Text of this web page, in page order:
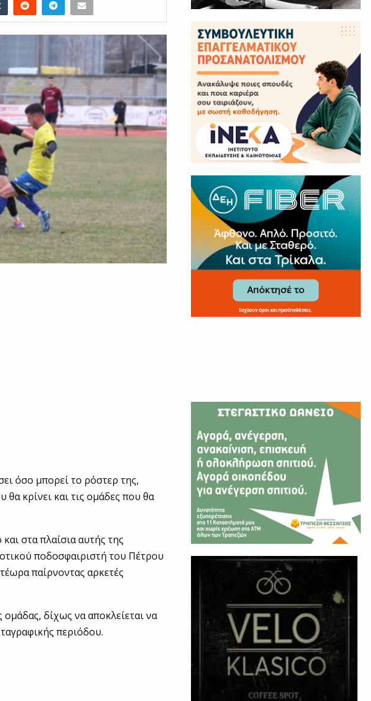
όσο μπορεί το ρόστερ της,
κρίνει και τις ομάδες που θα
στα πλαίσια αυτής της
ποδοσφαιριστή του Πέτρου
παίρνοντας αρκετές
δίχως να αποκλείεται να
περιόδου.